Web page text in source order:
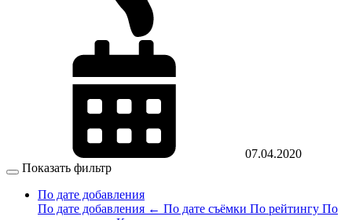
07.04.2020
Показать фильтр
По дате добавления
По дате добавления ← По дате съёмки По рейтингу По